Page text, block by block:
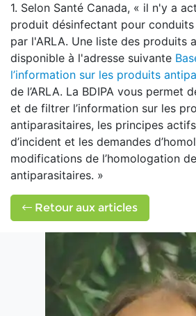
1. Selon Santé Canada, « il n'y a
produit désinfectant pour
par l'ARLA. Une liste des produits
disponible à l'adresse suivante
l’information sur les produits
de l’ARLA. La BDIPA vous permet
et de filtrer l’information sur les
antiparasitaires, les principes
d’incident et les demandes
modifications de l’homologation
antiparasitaires. »
Retour aux articles